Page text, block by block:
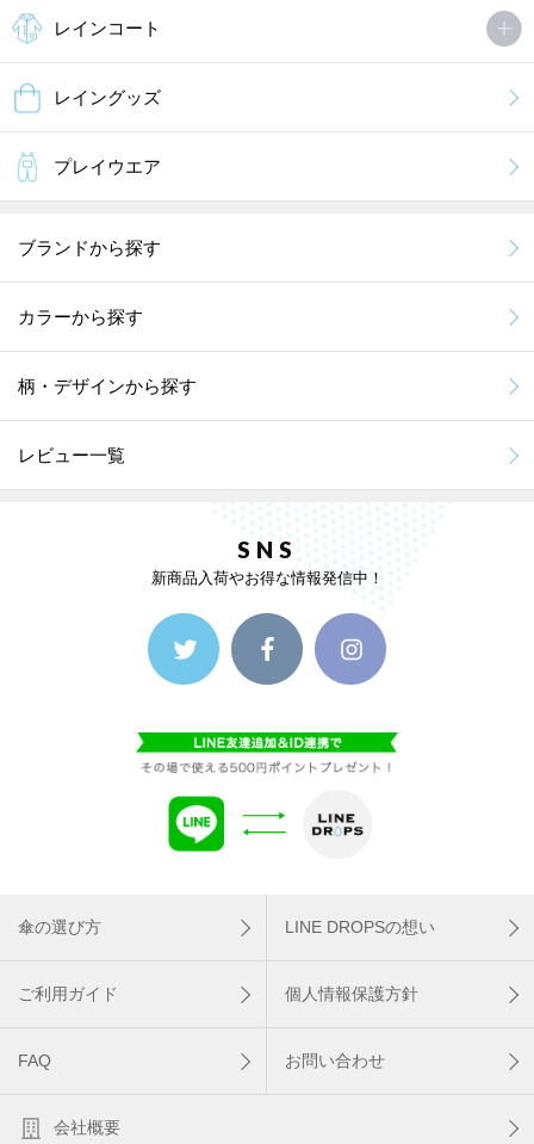
レインコート
レイングッズ
プレイウエア
ブランドから探す
カラーから探す
柄・デザインから探す
レビュー一覧
SNS
新商品入荷やお得な情報発信中！
傘の選び方 LINE DROPSの想い
ご利用ガイド 個人情報保護方針
FAQ お問い合わせ
会社概要